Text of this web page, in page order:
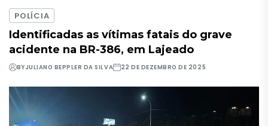
POLÍCIA
Identificadas as vítimas fatais do grave
acidente na BR-386, em Lajeado
BYJULIANO BEPPLER DA SILVA 22 DE DEZEMBRO DE 2025